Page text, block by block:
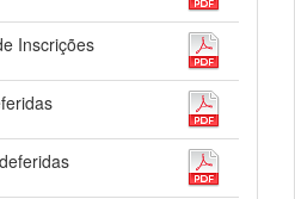
Inscrições